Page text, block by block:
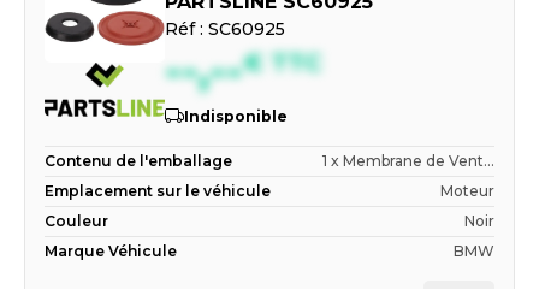
Réf : SC60925
--,--€ TTC
Indisponible
Contenu de l'emballage
1 x Membrane de Vent...
Emplacement sur le véhicule
Moteur
Couleur
Noir
Marque Véhicule
BMW